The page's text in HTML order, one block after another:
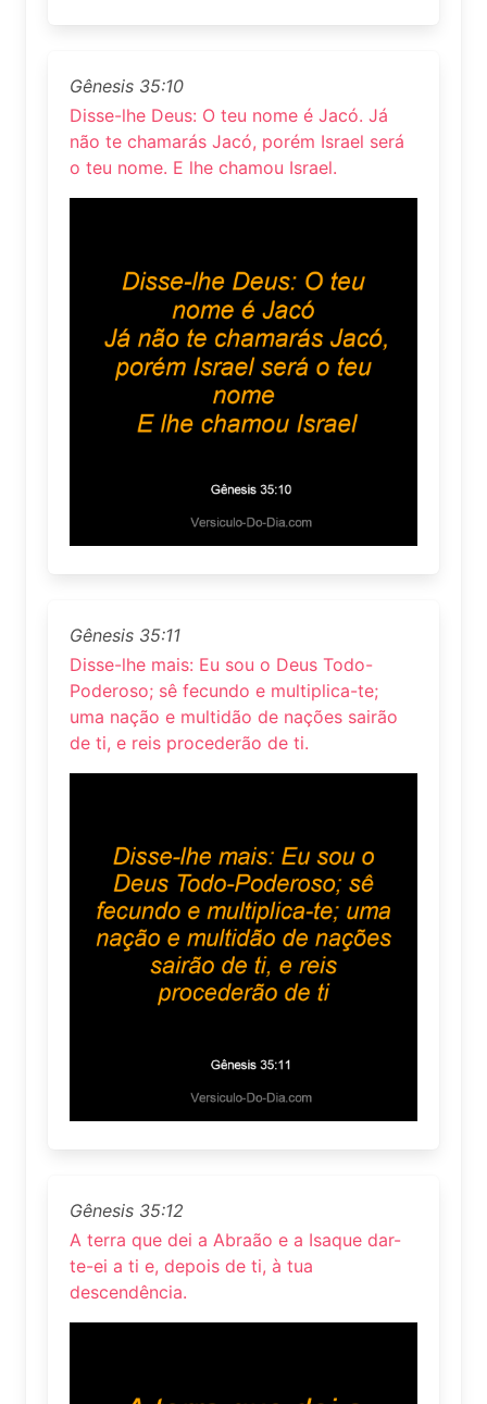
Gênesis 35:10
Disse-lhe Deus: O teu nome é Jacó. Já
não te chamarás Jacó, porém Israel será
o teu nome. E lhe chamou Israel.
Gênesis 35:11
Disse-lhe mais: Eu sou o Deus Todo-
Poderoso; sê fecundo e multiplica-te;
uma nação e multidão de nações sairão
de ti, e reis procederão de ti.
Gênesis 35:12
A terra que dei a Abraão e a Isaque dar-
te-ei a ti e, depois de ti, à tua
descendência.